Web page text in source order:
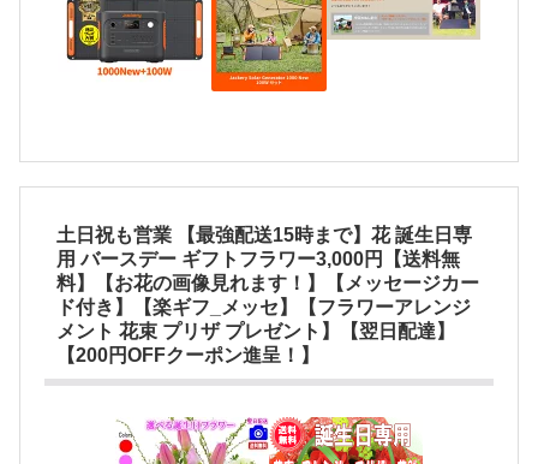
土日祝も営業 【最強配送15時まで】花 誕生日専
用 バースデー ギフトフラワー3,000円【送料無
料】【お花の画像見れます！】【メッセージカー
ド付き】【楽ギフ_メッセ】【フラワーアレンジ
メント 花束 プリザ プレゼント】【翌日配達】
【200円OFFクーポン進呈！】